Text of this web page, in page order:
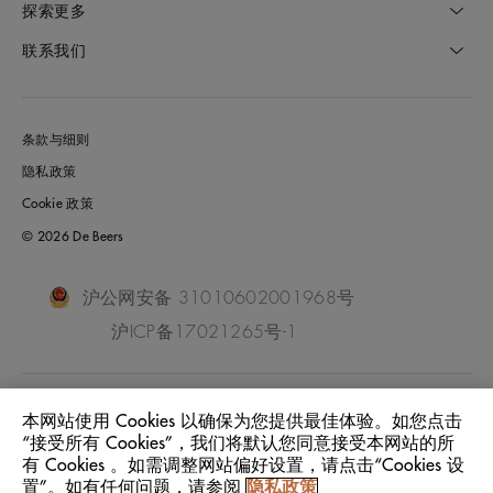
探索更多
联系我们
条款与细则
隐私政策
Cookie 政策
© 2026 De Beers
沪公网安备 31010602001968号
沪ICP备17021265号-1
位置: China Mainland
语言: 中文
本网站使用 Cookies 以确保为您提供最佳体验。如您点击
“接受所有 Cookies”，我们将默认您同意接受本网站的所
有 Cookies 。如需调整网站偏好设置，请点击“Cookies 设
置”。如有任何问题，请参阅
隐私政策